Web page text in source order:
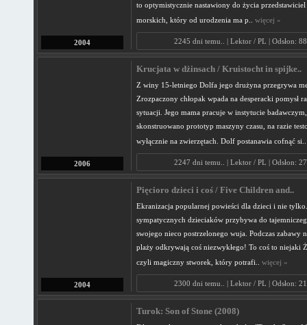
2004
to optymistycznie nastawiony do życia
morskich, który od urodzenia ma p.. więcej »
2245 dni temu.. | Lektor / PL | Odsłon:
2006
Krucjata w dżinsach / Kruistocht in spijke..
Z winy 15-letniego Dolfa jego drużyna przegrywa
Zrozpaczony chłopak wpada na desperacki pomysł
sytuacji. Jego mama pracuje w instytucie
skonstruowano prototyp maszyny czasu, na razie
wyłącznie na zwierzętach. Dolf postanawia cofnąć
2247 dni temu.. | Lektor / PL | Odsłon:
2004
Pięcioro dzieci i coś / Five Children and..
Ekranizacja popularnej powieści dla dzieci i nie
sympatycznych dzieciaków przybywa do
swojego nieco postrzelonego wuja. Podczas zabawy
plaży odkrywają coś niezwykłego! To coś to niejaki
czyli magiczny stworek, który potrafi.. więcej »
2300 dni temu.. | Lektor / PL | Odsłon:
Turok: Son of Stone (2008)